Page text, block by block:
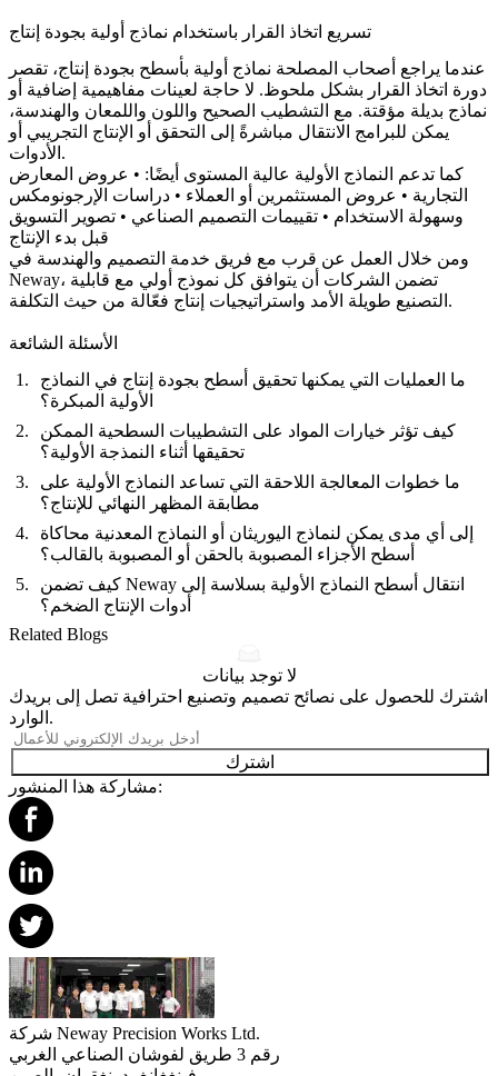
تسريع اتخاذ القرار باستخدام نماذج أولية بجودة إنتاج
عندما يراجع أصحاب المصلحة نماذج أولية بأسطح بجودة إنتاج، تقصر
دورة اتخاذ القرار بشكل ملحوظ. لا حاجة لعينات مفاهيمية إضافية أو
نماذج بديلة مؤقتة. مع التشطيب الصحيح واللون واللمعان والهندسة،
يمكن للبرامج الانتقال مباشرةً إلى التحقق أو الإنتاج التجريبي أو
الأدوات.
كما تدعم النماذج الأولية عالية المستوى أيضًا: • عروض المعارض
التجارية • عروض المستثمرين أو العملاء • دراسات الإرجونومكس
وسهولة الاستخدام • تقييمات التصميم الصناعي • تصوير التسويق
قبل بدء الإنتاج
ومن خلال العمل عن قرب مع فريق خدمة التصميم والهندسة في
Neway، تضمن الشركات أن يتوافق كل نموذج أولي مع قابلية
التصنيع طويلة الأمد واستراتيجيات إنتاج فعّالة من حيث التكلفة.
الأسئلة الشائعة
ما العمليات التي يمكنها تحقيق أسطح بجودة إنتاج في النماذج
الأولية المبكرة؟
كيف تؤثر خيارات المواد على التشطيبات السطحية الممكن
تحقيقها أثناء النمذجة الأولية؟
ما خطوات المعالجة اللاحقة التي تساعد النماذج الأولية على
مطابقة المظهر النهائي للإنتاج؟
إلى أي مدى يمكن لنماذج اليوريثان أو النماذج المعدنية محاكاة
أسطح الأجزاء المصبوبة بالحقن أو المصبوبة بالقالب؟
كيف تضمن Neway انتقال أسطح النماذج الأولية بسلاسة إلى
أدوات الإنتاج الضخم؟
Related Blogs
لا توجد بيانات
اشترك للحصول على نصائح تصميم وتصنيع احترافية تصل إلى بريدك
الوارد.
اشترك
مشاركة هذا المنشور:
شركة Neway Precision Works Ltd.
رقم 3 طريق لفوشان الصناعي الغربي